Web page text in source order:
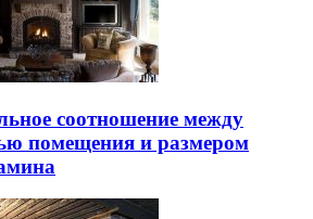
соотношение между
помещения и размером